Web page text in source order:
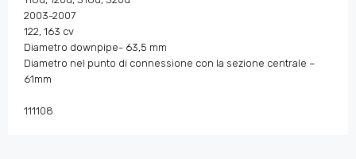
2003-2007
122, 163 cv
Diametro downpipe- 63,5 mm
Diametro nel punto di connessione con la sezione centrale –
61mm
111108